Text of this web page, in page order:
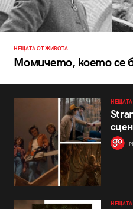
НЕЩАТА ОТ ЖИВОТА
Момичето, което се